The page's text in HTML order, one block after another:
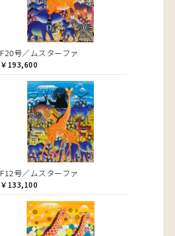
F20号／ムスターファ
￥193,600
F12号／ムスターファ
￥133,100